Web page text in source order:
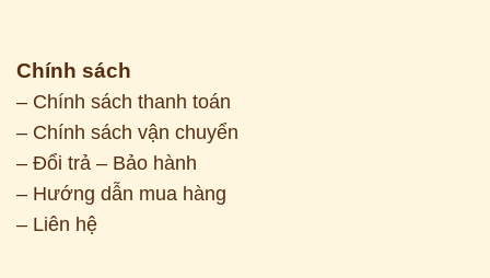
Chính sách
– Chính sách thanh toán
– Chính sách vận chuyển
– Đổi trả – Bảo hành
– Hướng dẫn mua hàng
– Liên hệ